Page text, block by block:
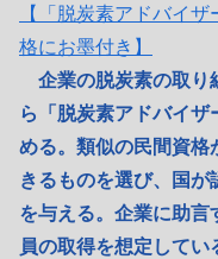
【「脱炭素アドバイ
格にお墨付き】
企業の脱炭素の取り
ら「脱炭素アドバイ
める。類似の民間資格
きるものを選び、国が
を与える。企業に助
員の取得を想定してい